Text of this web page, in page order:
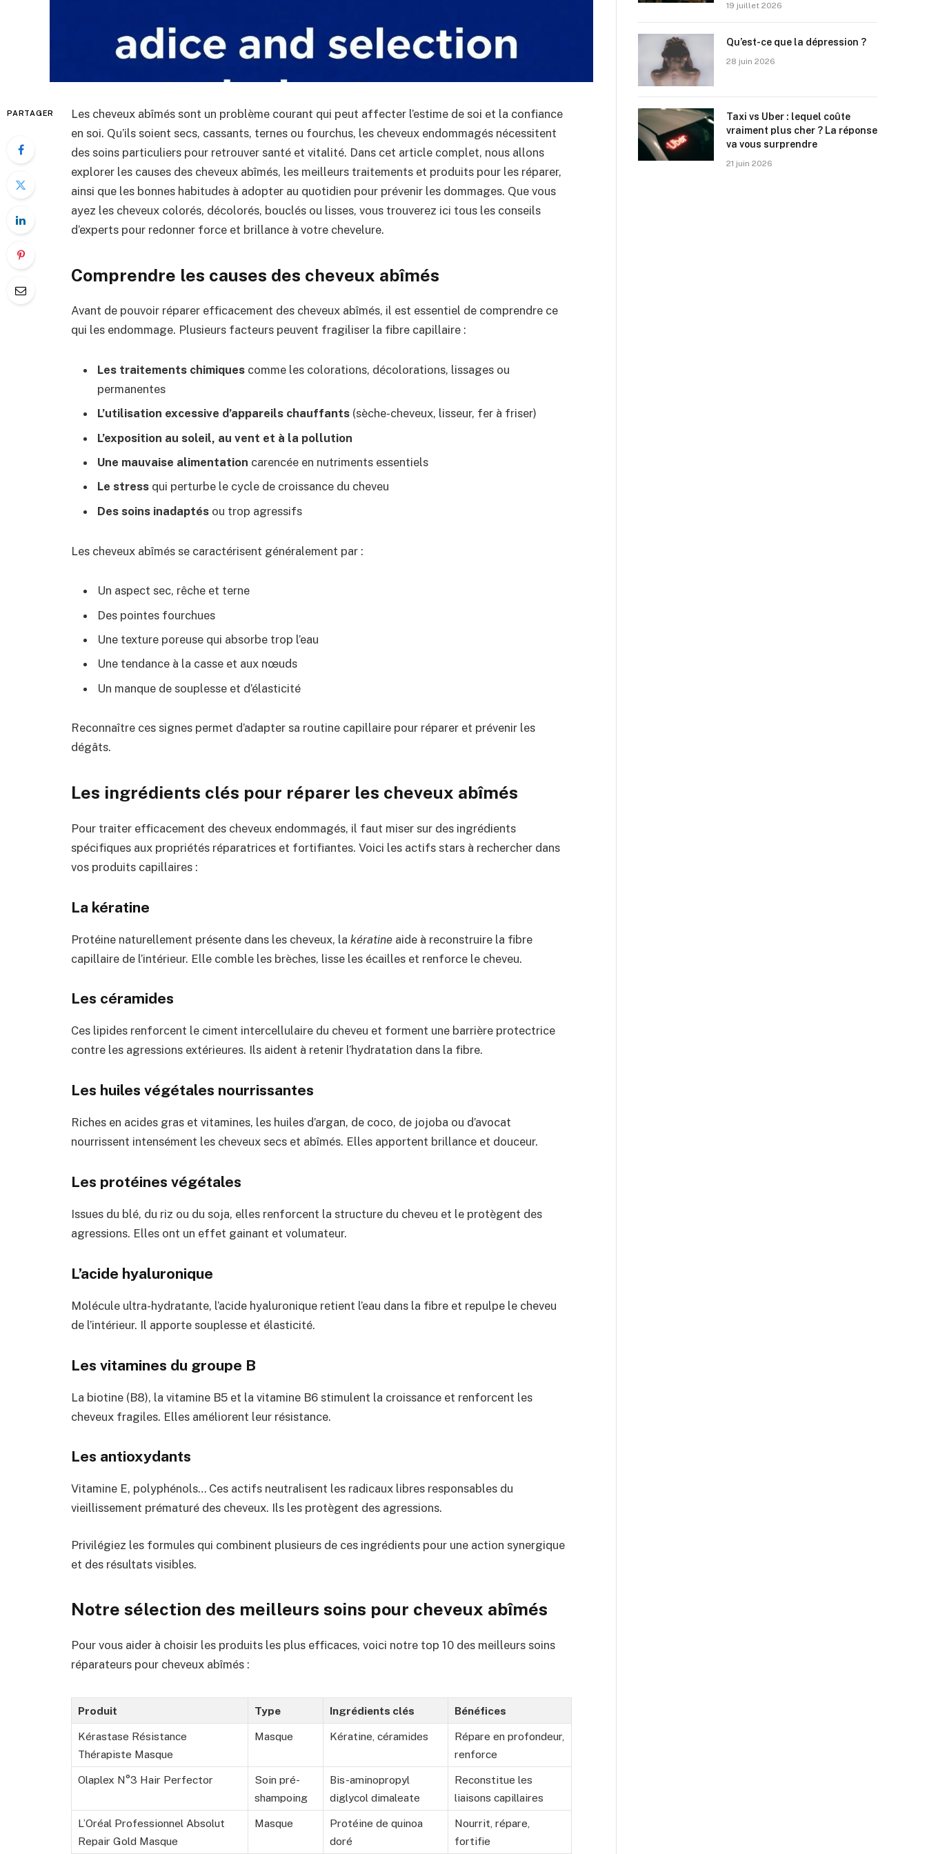
PARTAGER
Les cheveux abîmés sont un problème courant qui peut affecter l’estime de soi et la confiance
en soi. Qu’ils soient secs, cassants, ternes ou fourchus, les cheveux endommagés nécessitent
des soins particuliers pour retrouver santé et vitalité. Dans cet article complet, nous allons
explorer les causes des cheveux abîmés, les meilleurs traitements et produits pour les réparer,
ainsi que les bonnes habitudes à adopter au quotidien pour prévenir les dommages. Que vous
ayez les cheveux colorés, décolorés, bouclés ou lisses, vous trouverez ici tous les conseils
d’experts pour redonner force et brillance à votre chevelure.
Comprendre les causes des cheveux abîmés
Avant de pouvoir réparer efficacement des cheveux abîmés, il est essentiel de comprendre ce
qui les endommage. Plusieurs facteurs peuvent fragiliser la fibre capillaire :
Les traitements chimiques comme les colorations, décolorations, lissages ou
permanentes
L’utilisation excessive d’appareils chauffants (sèche-cheveux, lisseur, fer à friser)
L’exposition au soleil, au vent et à la pollution
Une mauvaise alimentation carencée en nutriments essentiels
Le stress qui perturbe le cycle de croissance du cheveu
Des soins inadaptés ou trop agressifs
Les cheveux abîmés se caractérisent généralement par :
Un aspect sec, rêche et terne
Des pointes fourchues
Une texture poreuse qui absorbe trop l’eau
Une tendance à la casse et aux nœuds
Un manque de souplesse et d’élasticité
Reconnaître ces signes permet d’adapter sa routine capillaire pour réparer et prévenir les
dégâts.
Les ingrédients clés pour réparer les cheveux abîmés
Pour traiter efficacement des cheveux endommagés, il faut miser sur des ingrédients
spécifiques aux propriétés réparatrices et fortifiantes. Voici les actifs stars à rechercher dans
vos produits capillaires :
La kératine
Protéine naturellement présente dans les cheveux, la kératine aide à reconstruire la fibre
capillaire de l’intérieur. Elle comble les brèches, lisse les écailles et renforce le cheveu.
Les céramides
Ces lipides renforcent le ciment intercellulaire du cheveu et forment une barrière protectrice
contre les agressions extérieures. Ils aident à retenir l’hydratation dans la fibre.
Les huiles végétales nourrissantes
Riches en acides gras et vitamines, les huiles d’argan, de coco, de jojoba ou d’avocat
nourrissent intensément les cheveux secs et abîmés. Elles apportent brillance et douceur.
Les protéines végétales
Issues du blé, du riz ou du soja, elles renforcent la structure du cheveu et le protègent des
agressions. Elles ont un effet gainant et volumateur.
L’acide hyaluronique
Molécule ultra-hydratante, l’acide hyaluronique retient l’eau dans la fibre et repulpe le cheveu
de l’intérieur. Il apporte souplesse et élasticité.
Les vitamines du groupe B
La biotine (B8), la vitamine B5 et la vitamine B6 stimulent la croissance et renforcent les
cheveux fragiles. Elles améliorent leur résistance.
Les antioxydants
Vitamine E, polyphénols… Ces actifs neutralisent les radicaux libres responsables du
vieillissement prématuré des cheveux. Ils les protègent des agressions.
Privilégiez les formules qui combinent plusieurs de ces ingrédients pour une action synergique
et des résultats visibles.
Notre sélection des meilleurs soins pour cheveux abîmés
Pour vous aider à choisir les produits les plus efficaces, voici notre top 10 des meilleurs soins
réparateurs pour cheveux abîmés :
Produit Type Ingrédients clés Bénéfices
Kérastase Résistance
Thérapiste Masque
Masque Kératine, céramides
Répare en profondeur,
renforce
Olaplex N°3 Hair Perfector
Soin pré-
shampoing
Bis-aminopropyl
diglycol dimaleate
Reconstitue les
liaisons capillaires
L’Oréal Professionnel Absolut
Repair Gold Masque
Masque
Protéine de quinoa
doré
Nourrit, répare,
fortifie
19 juillet 2026
Qu’est-ce que la dépression ?
28 juin 2026
Taxi vs Uber : lequel coûte
vraiment plus cher ? La réponse
va vous surprendre
21 juin 2026